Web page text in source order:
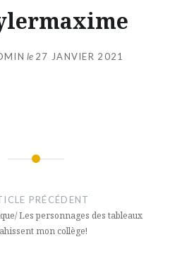
le 27 JANVIER 2021
PRÉCÉDENT
Les personnages des tableaux
mon collège!